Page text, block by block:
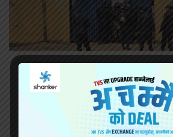
सिरहा कारागारको अवस्थाबारे